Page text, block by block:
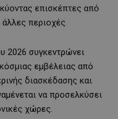
επισκέπτες από
περιοχές.
2026 συγκεντρώνει
εμβέλειας από
διασκέδασης και
να προσελκύσει
χώρες.